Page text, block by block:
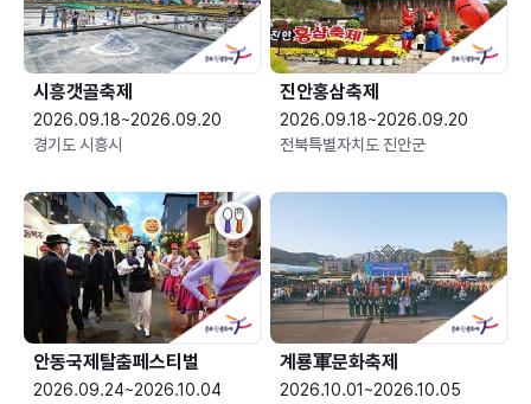
시흥갯골축제
2026.09.18~2026.09.20
경기도 시흥시
진안홍삼축제
2026.09.18~2026.09.20
전북특별자치도 진안군
안동국제탈춤페스티벌
2026.09.24~2026.10.04
2026.10.01~2026.10.05